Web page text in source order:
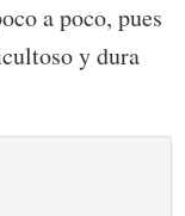
a poco, pues
y dura